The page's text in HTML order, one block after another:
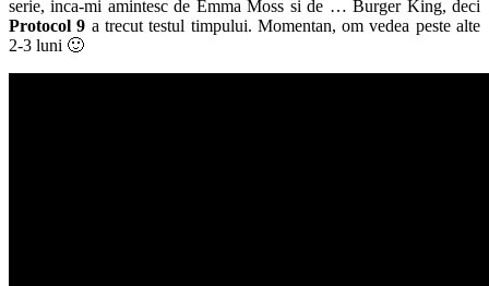
serie, inca-mi amintesc de Emma Moss si de … Burger King, deci
Protocol 9 a trecut testul timpului. Momentan, om vedea peste alte
2-3 luni 🙂